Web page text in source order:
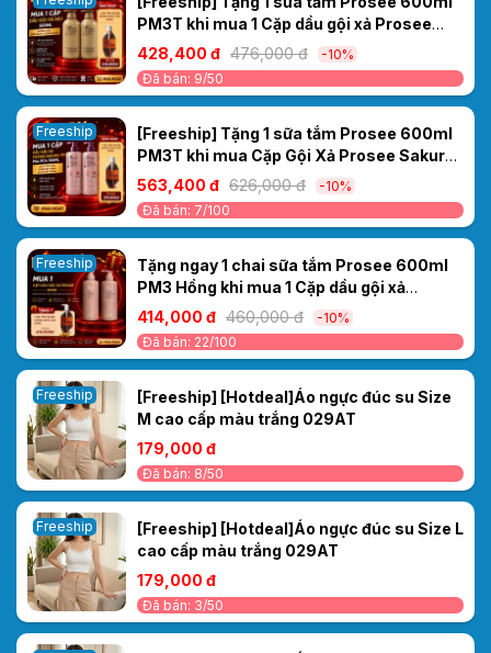
PM3T khi mua 1 Cặp dầu gội xả Prosee
nâu 500ml PS5/PC5
428,400 đ 476,000 đ
-10%
Đã bán: 9/50
Freeship
[Freeship] Tặng 1 sữa tắm Prosee 600ml
PM3T khi mua Cặp Gội Xả Prosee Sakura
Tím PS4/PC4 700ml– Cho Tóc Dầu, Giảm
Bết Dính & Chống Rụng
563,400 đ 626,000 đ
-10%
Đã bán: 7/100
Freeship
Tặng ngay 1 chai sữa tắm Prosee 600ml
PM3 Hồng khi mua 1 Cặp dầu gội xả
Prosee PS2/PC2 Sakura Moisturizing
500ml – KHỬ MÙI MỒ HÔI DẦU- MIỄN PHÍ
SHIP
414,000 đ 460,000 đ
-10%
Đã bán: 22/100
Freeship
[Freeship] [Hotdeal]Áo ngực đúc su Size
M cao cấp màu trắng 029AT
179,000 đ
Đã bán: 8/50
Freeship
[Freeship] [Hotdeal]Áo ngực đúc su Size L
cao cấp màu trắng 029AT
179,000 đ
Đã bán: 3/50